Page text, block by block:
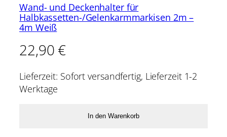
Wand- und Deckenhalter für
Halbkassetten-/Gelenkarmmarkisen 2m –
4m Weiß
22,90 €
Lieferzeit: Sofort versandfertig, Lieferzeit 1-2
Werktage
In den Warenkorb